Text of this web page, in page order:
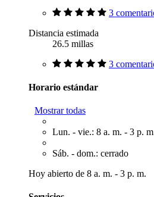
3
Distancia estimada
26.5 millas
3
Horario estándar
Mostrar todas
Lun. - vie.: 8 a. m. - 3 p.
Sáb. - dom.: cerrado
Hoy abierto de 8 a. m. - 3 p. m.